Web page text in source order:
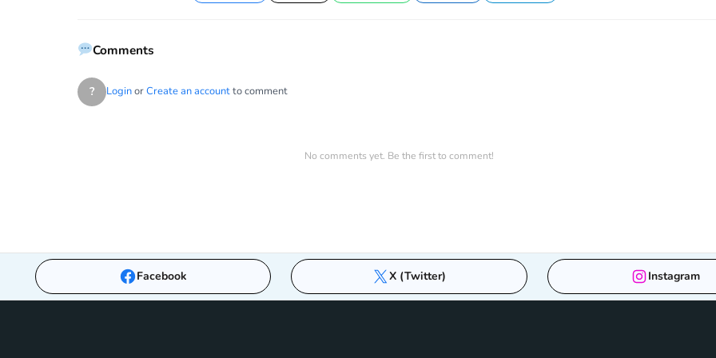
Comments
? LoginorCreate an accountto comment
No comments yet. Be the first to comment!
Facebook X (Twitter) Instagram